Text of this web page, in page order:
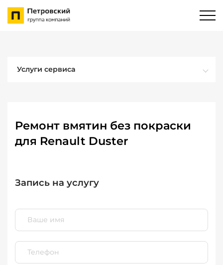
Услуги сервиса
Ремонт вмятин без покраски
для Renault Duster
Запись на услугу